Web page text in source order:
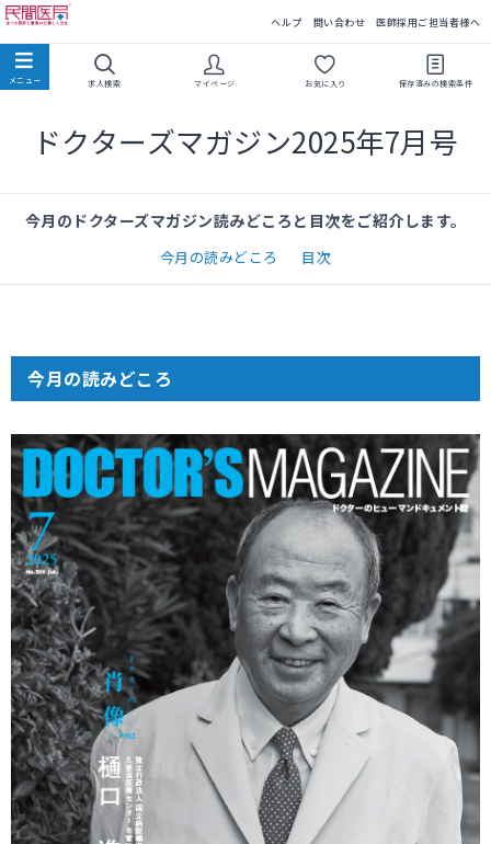
ヘルプ 問い合わせ 医師採用ご担当者様へ
求人検索 マイページ お気に入り 保存済みの検索条件
ドクターズマガジン2025年7月号
今月のドクターズマガジン読みどころと目次をご紹介します。
今月の読みどころ 目次
今月の読みどころ